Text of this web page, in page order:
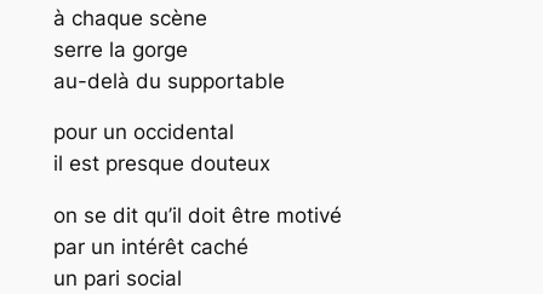
à chaque scène
serre la gorge
au-delà du supportable
pour un occidental
il est presque douteux
on se dit qu’il doit être motivé
par un intérêt caché
un pari social